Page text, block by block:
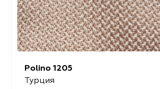
Polino 1205
Турция